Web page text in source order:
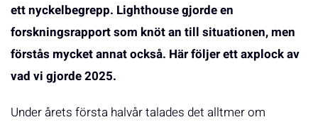
ett nyckelbegrepp. Lighthouse gjorde en
forskningsrapport som knöt an till situationen, men
förstås mycket annat också. Här följer ett axplock av
vad vi gjorde 2025.
Under årets första halvår talades det alltmer om